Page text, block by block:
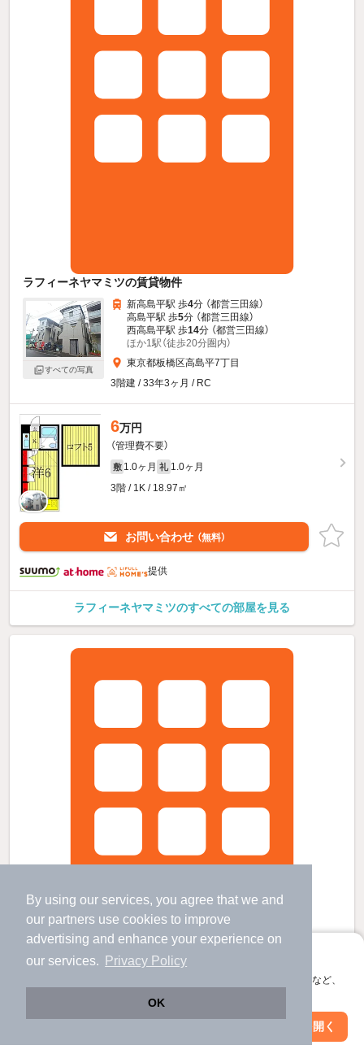
By using our services, you agree that we and
our partners use cookies to improve
advertising and enhance your experience on
our services.
Privacy Policy
OK
アプリに切り替えて、サクサクお部屋探し
会員登録なしですぐ使える。マップ検索やお気に入り保存など、
アプリを開く
ラフィーネヤマミツの賃貸物件
すべての写真
新高島平駅 歩4分 （都営三田線）
高島平駅 歩5分 （都営三田線）
西高島平駅 歩14分 （都営三田線）
ほか1駅（徒歩20分圏内）
東京都板橋区高島平7丁目
3階建 / 33年3ヶ月 / RC
6万円
（管理費不要）
敷 1.0ヶ月 礼 1.0ヶ月
3階 / 1K / 18.97㎡
お問い合わせ （無料）
提供
ラフィーネヤマミツのすべての部屋を見る
新高島平駅 歩
高島平駅 歩
東京都板橋区高島平８丁目
絞り込み条件を変更